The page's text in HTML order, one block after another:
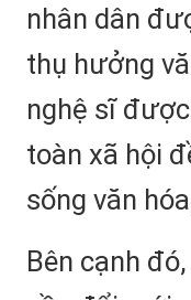
nhân dân
thụ hưởng
nghệ sĩ
toàn xã hội
sống văn
Bên cạnh